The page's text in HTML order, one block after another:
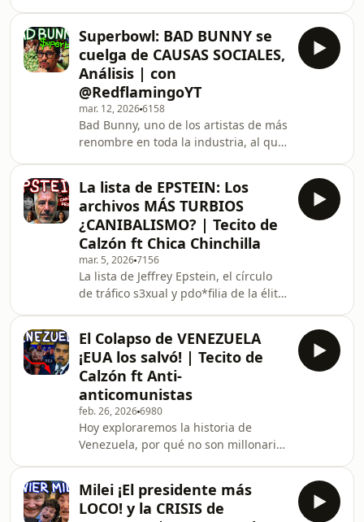
puede ser, Ah veldá? Mr Doctor tiene
TDAH, Dama también desde niña y
TAG o sea trastorno de Ansiedad
Generalizada desde la adolescencia y
Mariana tiene TDAH, Dislexia y
discalculia. Síguenos en Instagram:
/ tecitodecalzon Nuestro Tiktok:
/ tecito
Superbowl: BAD BUNNY se
cuelga de CAUSAS SOCIALES,
Análisis | con
‪@RedflamingoYT‬
mar. 12, 20266158
Bad Bunny, uno de los artistas de más
renombre en toda la industria, al que
repente se volvió el agente político
más venerado de todo latinoamérica?
Qué onda con todos los símbolos que
hizo en su presentación en el
superbowl? Síguenos en Instagram:
/ tecitodecalzon Nuestro Tiktok:
/ tecitodecalzon Aquí el Facebook:
La lista de EPSTEIN: Los
archivos MÁS TURBIOS
¿CANIBALISMO? | Tecito de
Calzón ft Chica Chinchilla
mar. 5, 20267156
La lista de Jeffrey Epstein, el círculo
de tráfico s3xual y pdo*filia de la élite
drama al agregar datos escalofriantes
que incluyen tortura, violaciones y
canibalismo, acaso “Pizzagate era
real”? Y ¿Quiénes están involucrados?
¿Qué nos revelan los nuevos archivos?
Síguenos en Instagram:
/ tecitodecalzon Nuestro Ti
El Colapso de VENEZUELA
¡EUA los salvó! | Tecito de
Calzón ft Anti-
anticomunistas
feb. 26, 20266980
Hoy exploraremos la historia de
Venezuela, por qué no son millonarios
tenido dictaduras? ¿Acaso ellos son
los culpables de la destrucción de la
Milei ¡El presidente más
LOCO! y la CRISIS de